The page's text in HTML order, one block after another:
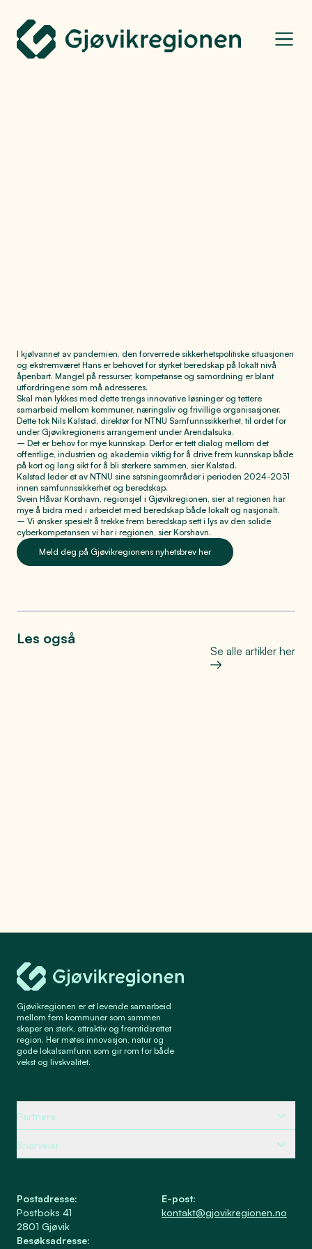
Gjøvikregionen Utvikling
I kjølvannet av pandemien, den forverrede sikkerhetspolitiske situasjonen
og ekstremværet Hans er behovet for styrket beredskap på lokalt nivå
åpenbart. Mangel på ressurser, kompetanse og samordning er blant
utfordringene som må adresseres.
Skal man lykkes med dette trengs innovative løsninger og tettere
samarbeid mellom kommuner, næringsliv og frivillige organisasjoner.
Dette tok Nils Kalstad, direktør for NTNU Samfunnssikkerhet, til ordet for
under Gjøvikregionens arrangement under Arendalsuka.
– Det er behov for mye kunnskap. Derfor er tett dialog mellom det
offentlige, industrien og akademia viktig for å drive frem kunnskap både
på kort og lang sikt for å bli sterkere sammen, sier Kalstad.
Kalstad leder et av NTNU sine satsningsområder i perioden 2024-2031
innen samfunnssikkerhet og beredskap.
Svein Håvar Korshavn, regionsjef i Gjøvikregionen, sier at regionen har
mye å bidra med i arbeidet med beredskap både lokalt og nasjonalt.
– Vi ønsker spesielt å trekke frem beredskap sett i lys av den solide
cyberkompetansen vi har i regionen, sier Korshavn.
Meld deg på Gjøvikregionens nyhetsbrev her
Les også
Se alle artikler her
Gjøvikregionen Utvikling
Gjøvikregionen er et levende samarbeid
mellom fem kommuner som sammen
skaper en sterk, attraktiv og fremtidsrettet
region. Her møtes innovasjon, natur og
gode lokalsamfunn som gir rom for både
vekst og livskvalitet.
Partnere
Snarveier
Postadresse:
Postboks 41
2801 Gjøvik
Besøksadresse:
E-post:
kontakt@gjovikregionen.no